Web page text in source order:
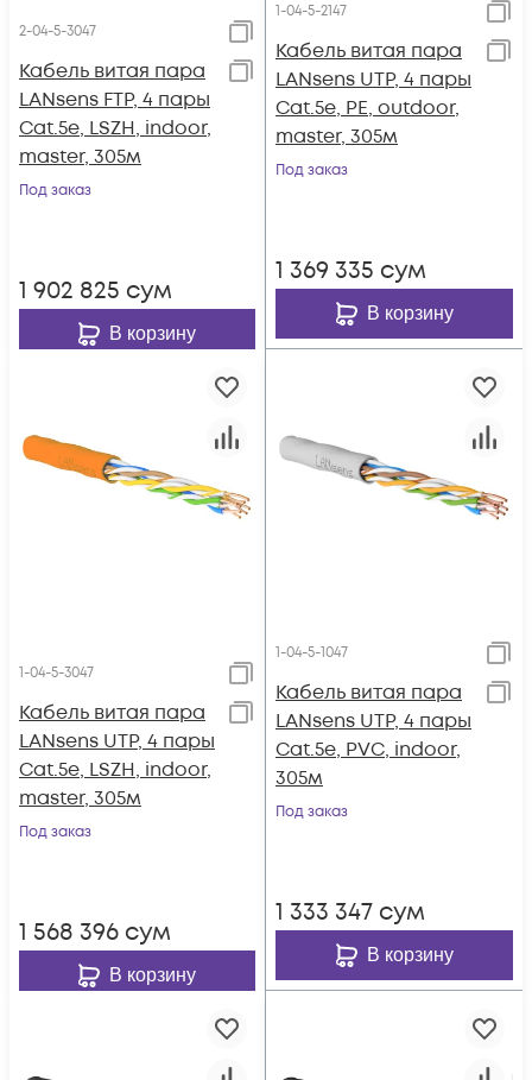
2-04-5-3047
Кабель витая пара
LANsens FTP, 4 пары
Cat.5e, LSZH, indoor,
master, 305м
Под заказ
1 902 825 сум
В корзину
1-04-5-2147
Кабель витая пара
LANsens UTP, 4 пары
Cat.5e, PE, outdoor,
master, 305м
Под заказ
1 369 335 сум
В корзину
1-04-5-3047
Кабель витая пара
LANsens UTP, 4 пары
Cat.5e, LSZH, indoor,
master, 305м
Под заказ
1 568 396 сум
В корзину
1-04-5-1047
Кабель витая пара
LANsens UTP, 4 пары
Cat.5e, PVC, indoor,
305м
Под заказ
1 333 347 сум
В корзину